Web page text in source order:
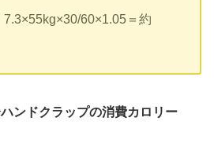
60×1.05＝約
ンドクラップの消費カロリー